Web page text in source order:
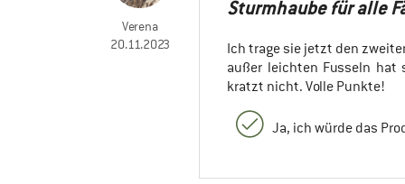
Verena
20.11.2023
Sturmhaube für alle
Ich trage sie jetzt den
außer leichten Fusseln hat
kratzt nicht. Volle Punkte!
Ja, ich würde das